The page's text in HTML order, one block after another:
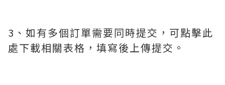
3、如有多個訂單需要同時提交，可點擊此
處下載相關表格，填寫後上傳提交。